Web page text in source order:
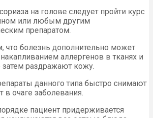
на голове следует пройти курс
или любым другим
препаратом.
что болезнь дополнительно может
аллергенов в тканях и
затем раздражают кожу.
данного типа быстро снимают
в очаге заболевания.
пациент придерживается